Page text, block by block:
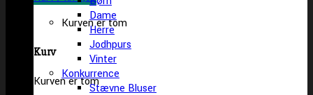
Kurven er tom
Kurv
Kurven er tom
Dame
Herre
Jodhpurs
Vinter
Konkurrence
Stævne Bluser